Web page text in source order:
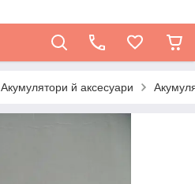
Акумулятори й аксесуари